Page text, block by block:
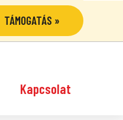
TÁMOGATÁS »
Kapcsolat